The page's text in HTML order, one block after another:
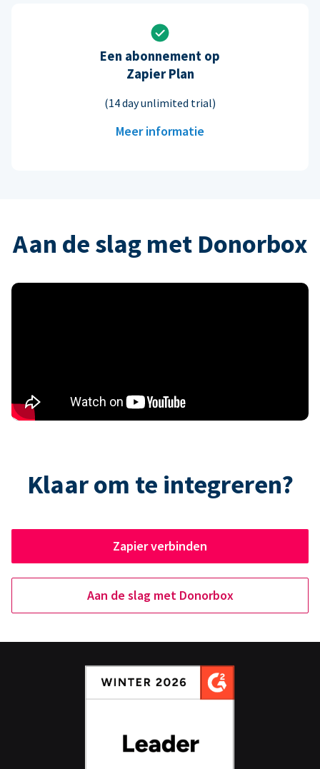
Een abonnement op
Zapier Plan
(14 day unlimited trial)
Meer informatie
Aan de slag met Donorbox
Klaar om te integreren?
Zapier verbinden
Aan de slag met Donorbox